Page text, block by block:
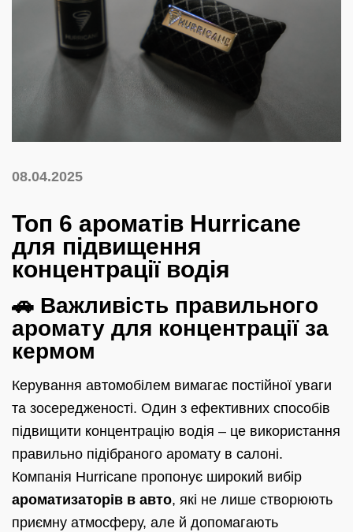
08.04.2025
Топ 6 ароматів Hurricane
для підвищення
концентрації водія
🚗 Важливість правильного
аромату для концентрації за
кермом
Керування автомобілем вимагає постійної уваги
та зосередженості. Один з ефективних способів
підвищити концентрацію водія – це використання
правильно підібраного аромату в салоні.
Компанія Hurricane пропонує широкий вибір
ароматизаторів в авто, які не лише створюють
приємну атмосферу, але й допомагають